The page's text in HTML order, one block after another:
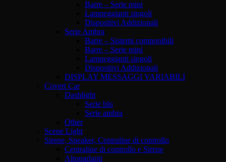
Barre – Serie mini
Lampeggianti singoli
Dispositivi Addizionali
Serie Ambra
Barre – Sistemi componibili
Barre – Serie mini
Lampeggianti singoli
Dispositivi Addizionali
DISPLAY MESSAGGI VARIABILI
Covert Car
Dashlight
Serie blu
Serie ambra
Other
Scene Light
Sirene, Speaker, Centraline di controllo
Centraline di controllo e Sirene
Altoparlanti